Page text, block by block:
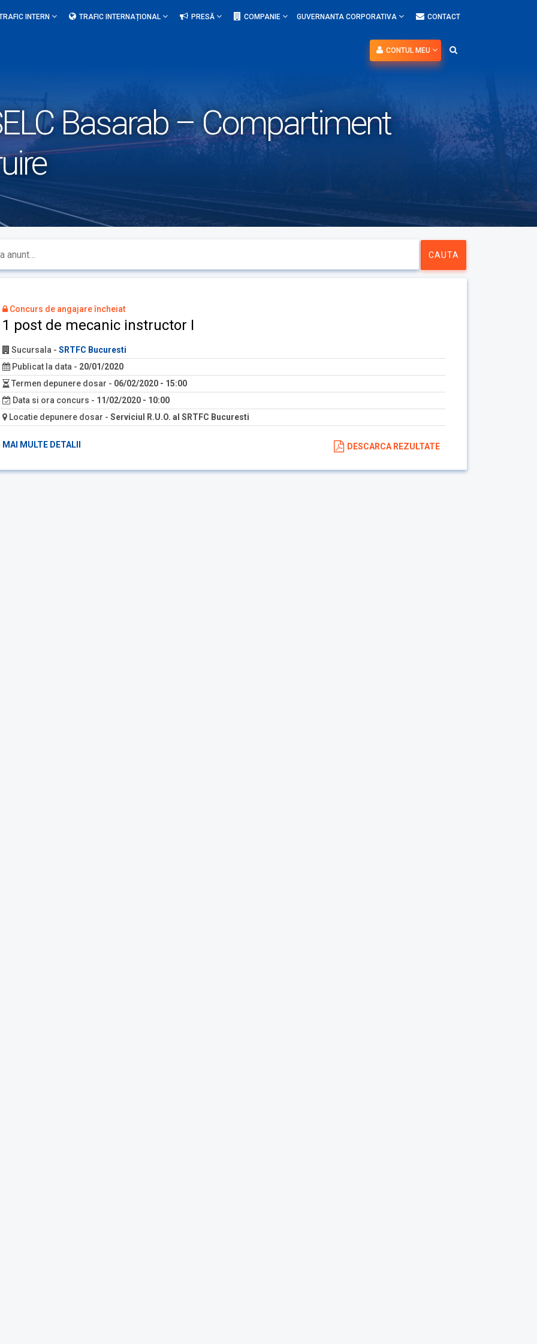
INTERN TRAFIC INTERNAȚIONAL PRESĂ COMPANIE GUVERNANTA CORPORATIVA CONTACT
CONTUL MEU
Basarab – Compartiment
Concurs de angajare încheiat
1 post de mecanic instructor I
Sucursala - SRTFC Bucuresti
Publicat la data - 20/01/2020
Termen depunere dosar - 06/02/2020 - 15:00
Data si ora concurs - 11/02/2020 - 10:00
Locatie depunere dosar - Serviciul R.U.O. al SRTFC Bucuresti
MAI MULTE DETALII DESCARCA REZULTATE